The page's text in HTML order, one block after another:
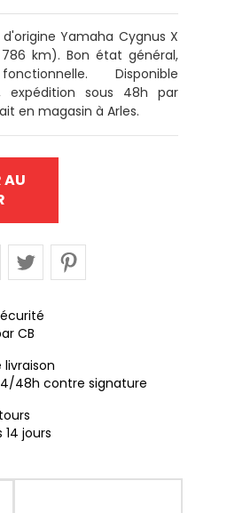
Yamaha Cygnus X
km). Bon état général,
Disponible
expédition sous 48h par
en magasin à Arles.
AU
CB
livraison
48h contre signature
14 jours